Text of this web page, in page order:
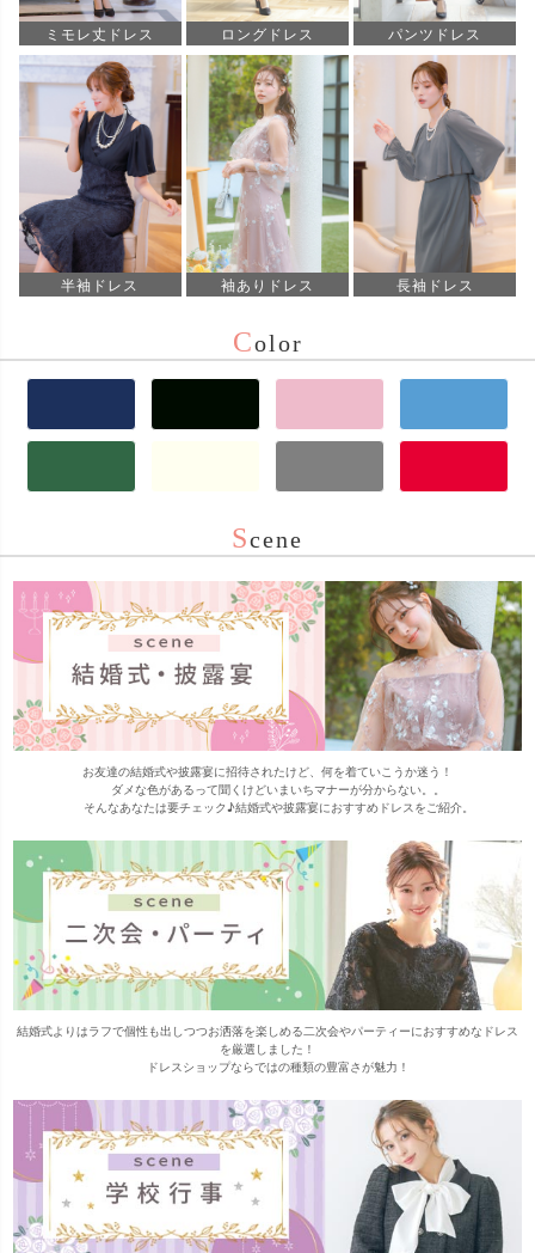
ミモレ丈ドレス ロングドレス パンツドレス
半袖ドレス 袖ありドレス 長袖ドレス
Color
Scene
お友達の結婚式や披露宴に招待されたけど、何を着ていこうか迷う！
      そんなあなたは要チェック♪結婚式や披露宴におすすめドレスをご紹介。
結婚式よりはラフで個性も出しつつお洒落を楽しめる二次会やパーティーにおすすめなドレス
を厳選しました！
      ドレスショップならではの種類の豊富さが魅力！